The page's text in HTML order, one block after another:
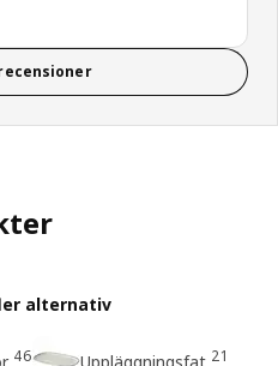
alternativ
46 21